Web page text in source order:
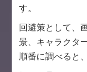
す。
回避策として、
景、キャラクタ
順番に調べると